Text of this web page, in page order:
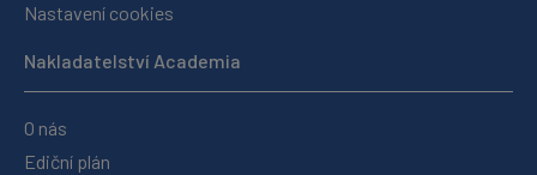
Nastavení cookies
Nakladatelství Academia
O nás
Ediční plán